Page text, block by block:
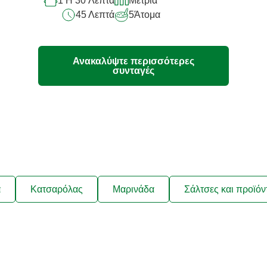
recipe
45 Λεπτά
5Άτομα
Ανακαλύψτε περισσότερες
συνταγές
Κατσαρόλας Μαρινάδα Σάλτσες και
συνταγές που να